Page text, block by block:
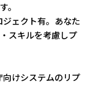
。
ェクト有。あなた
スキルを考慮しプ
けシステムのリプ